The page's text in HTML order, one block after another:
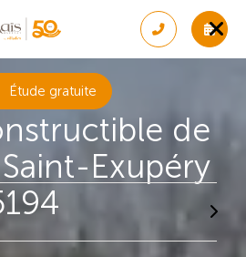
Étude gratuite
résultats
de
Exupéry